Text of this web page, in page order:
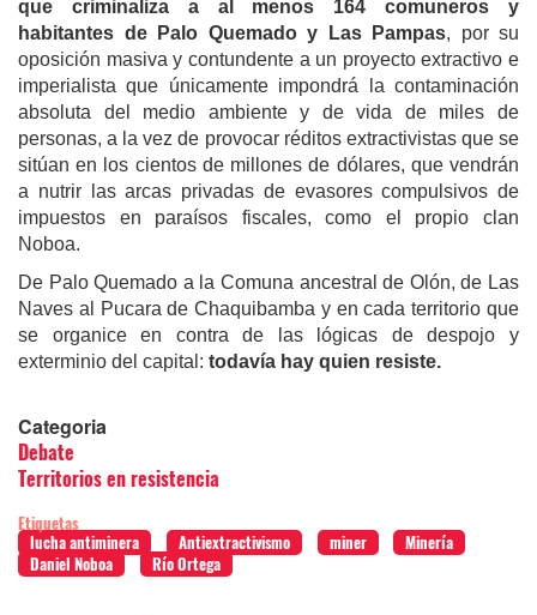
que criminaliza a al menos 164 comuneros y
habitantes de Palo Quemado y Las Pampas, por su
oposición masiva y contundente a un proyecto extractivo e
imperialista que únicamente impondrá la contaminación
absoluta del medio ambiente y de vida de miles de
personas, a la vez de provocar réditos extractivistas que se
sitúan en los cientos de millones de dólares, que vendrán
a nutrir las arcas privadas de evasores compulsivos de
impuestos en paraísos fiscales, como el propio clan
Noboa.
De Palo Quemado a la Comuna ancestral de Olón, de Las
Naves al Pucara de Chaquibamba y en cada territorio que
se organice en contra de las lógicas de despojo y
exterminio del capital: todavía hay quien resiste.
Categoria
Debate
Territorios en resistencia
Etiquetas
lucha antiminera
Antiextractivismo miner
Minería
Daniel Noboa
Río Ortega